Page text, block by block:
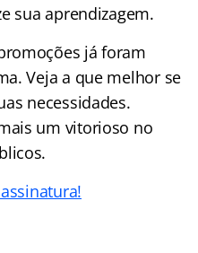
sua aprendizagem.
já foram
Veja a que melhor se
necessidades.
um vitorioso no